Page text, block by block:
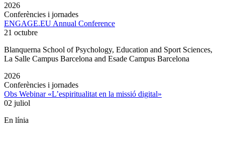
2026
Conferències i jornades
ENGAGE.EU Annual Conference
21 octubre
Blanquerna School of Psychology, Education and Sport Sciences,
La Salle Campus Barcelona and Esade Campus Barcelona
2026
Conferències i jornades
Obs Webinar «L’espiritualitat en la missió digital»
02 juliol
En línia